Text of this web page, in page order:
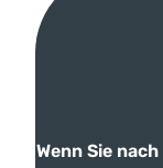
Wenn Sie